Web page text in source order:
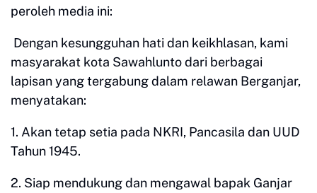
peroleh media ini:
Dengan kesungguhan hati dan keikhlasan, kami
masyarakat kota Sawahlunto dari berbagai
lapisan yang tergabung dalam relawan Berganjar,
menyatakan:
1. Akan tetap setia pada NKRI, Pancasila dan UUD
Tahun 1945.
2. Siap mendukung dan mengawal bapak Ganjar